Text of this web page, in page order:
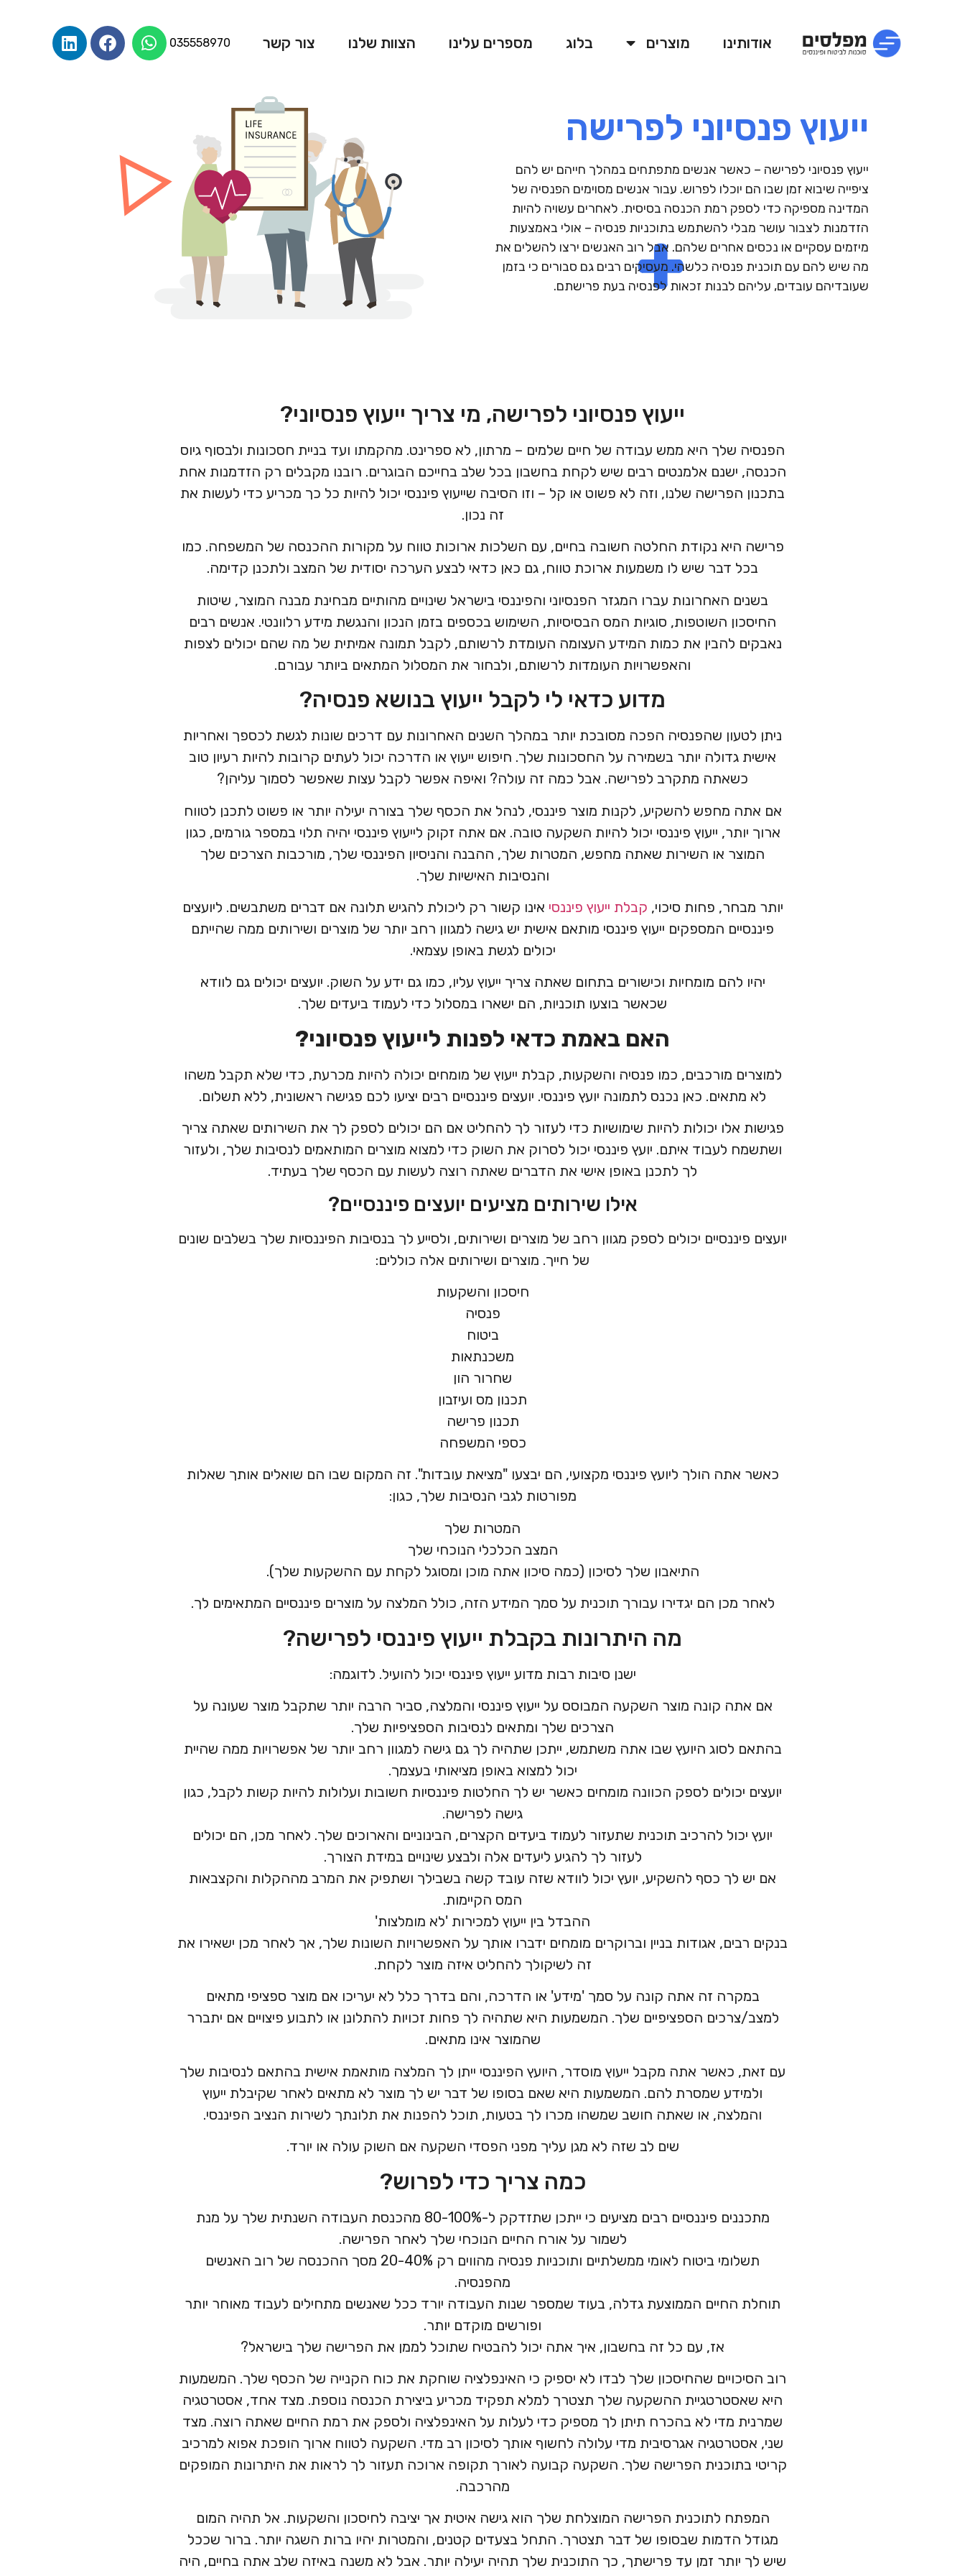
אודותינו מוצרים בלוג מספרים עלינו הצוות שלנו צור קשר 035558970
ייעוץ פנסיוני לפרישה
ייעוץ פנסיוני לפרישה – כאשר אנשים מתפתחים במהלך חייהם יש להם
ציפייה שיבוא זמן שבו הם יוכלו לפרוש. עבור אנשים מסוימים הפנסיה של
המדינה מספיקה כדי לספק רמת הכנסה בסיסית. לאחרים עשויה להיות
הזדמנות לצבור עושר מבלי להשתמש בתוכניות פנסיה – אולי באמצעות
מיזמים עסקיים או נכסים אחרים שלהם. אבל רוב האנשים ירצו להשלים את
מה שיש להם עם תוכנית פנסיה כלשהי. מעסיקים רבים גם סבורים כי בזמן
שעובדיהם עובדים, עליהם לבנות זכאות לפנסיה בעת פרישתם.
ייעוץ פנסיוני לפרישה, מי צריך ייעוץ פנסיוני?
הפנסיה שלך היא ממש עבודה של חיים שלמים – מרתון, לא ספרינט. מהקמתו ועד בניית חסכונות ולבסוף גיוס
הכנסה, ישנם אלמנטים רבים שיש לקחת בחשבון בכל שלב בחייכם הבוגרים. רובנו מקבלים רק הזדמנות אחת
בתכנון הפרישה שלנו, וזה לא פשוט או קל – וזו הסיבה שייעוץ פיננסי יכול להיות כל כך מכריע כדי לעשות את
זה נכון.
פרישה היא נקודת החלטה חשובה בחיים, עם השלכות ארוכות טווח על מקורות ההכנסה של המשפחה. כמו
בכל דבר שיש לו משמעות ארוכת טווח, גם כאן כדאי לבצע הערכה יסודית של המצב ולתכנן קדימה.
בשנים האחרונות עברו המגזר הפנסיוני והפיננסי בישראל שינויים מהותיים מבחינת מבנה המוצר, שיטות
החיסכון השוטפות, סוגיות המס הבסיסיות, השימוש בכספים בזמן הנכון והנגשת מידע רלוונטי. אנשים רבים
נאבקים להבין את כמות המידע העצומה העומדת לרשותם, לקבל תמונה אמיתית של מה שהם יכולים לצפות
והאפשרויות העומדות לרשותם, ולבחור את המסלול המתאים ביותר עבורם.
מדוע כדאי לי לקבל ייעוץ בנושא פנסיה?
ניתן לטעון שהפנסיה הפכה מסובכת יותר במהלך השנים האחרונות עם דרכים שונות לגשת לכספך ואחריות
אישית גדולה יותר בשמירה על החסכונות שלך. חיפוש ייעוץ או הדרכה יכול לעתים קרובות להיות רעיון טוב
כשאתה מתקרב לפרישה. אבל כמה זה עולה? ואיפה אפשר לקבל עצות שאפשר לסמוך עליהן?
אם אתה מחפש להשקיע, לקנות מוצר פיננסי, לנהל את הכסף שלך בצורה יעילה יותר או פשוט לתכנן לטווח
ארוך יותר, ייעוץ פיננסי יכול להיות השקעה טובה. אם אתה זקוק לייעוץ פיננסי יהיה תלוי במספר גורמים, כגון
המוצר או השירות שאתה מחפש, המטרות שלך, ההבנה והניסיון הפיננסי שלך, מורכבות הצרכים שלך
והנסיבות האישיות שלך.
יותר מבחר, פחות סיכוי, קבלת ייעוץ פיננסי אינו קשור רק ליכולת להגיש תלונה אם דברים משתבשים. ליועצים
פיננסיים המספקים ייעוץ פיננסי מותאם אישית יש גישה למגוון רחב יותר של מוצרים ושירותים ממה שהייתם
יכולים לגשת באופן עצמאי.
יהיו להם מומחיות וכישורים בתחום שאתה צריך ייעוץ עליו, כמו גם ידע על השוק. יועצים יכולים גם לוודא
שכאשר בוצעו תוכניות, הם ישארו במסלול כדי לעמוד ביעדים שלך.
האם באמת כדאי לפנות לייעוץ פנסיוני?
למוצרים מורכבים, כמו פנסיה והשקעות, קבלת ייעוץ של מומחים יכולה להיות מכרעת, כדי שלא תקבל משהו
לא מתאים. כאן נכנס לתמונה יועץ פיננסי. יועצים פיננסיים רבים יציעו לכם פגישה ראשונית, ללא תשלום.
פגישות אלו יכולות להיות שימושיות כדי לעזור לך להחליט אם הם יכולים לספק לך את השירותים שאתה צריך
ושתשמח לעבוד איתם. יועץ פיננסי יכול לסרוק את השוק כדי למצוא מוצרים המותאמים לנסיבות שלך, ולעזור
לך לתכנן באופן אישי את הדברים שאתה רוצה לעשות עם הכסף שלך בעתיד.
אילו שירותים מציעים יועצים פיננסיים?
יועצים פיננסיים יכולים לספק מגוון רחב של מוצרים ושירותים, ולסייע לך בנסיבות הפיננסיות שלך בשלבים שונים
של חייך. מוצרים ושירותים אלה כוללים:
חיסכון והשקעות
פנסיה
ביטוח
משכנתאות
שחרור הון
תכנון מס ועיזבון
תכנון פרישה
כספי המשפחה
כאשר אתה הולך ליועץ פיננסי מקצועי, הם יבצעו "מציאת עובדות". זה המקום שבו הם שואלים אותך שאלות
מפורטות לגבי הנסיבות שלך, כגון:
המטרות שלך
המצב הכלכלי הנוכחי שלך
התיאבון שלך לסיכון (כמה סיכון אתה מוכן ומסוגל לקחת עם ההשקעות שלך).
לאחר מכן הם יגדירו עבורך תוכנית על סמך המידע הזה, כולל המלצה על מוצרים פיננסיים המתאימים לך.
מה היתרונות בקבלת ייעוץ פיננסי לפרישה?
ישנן סיבות רבות מדוע ייעוץ פיננסי יכול להועיל. לדוגמה:
אם אתה קונה מוצר השקעה המבוסס על ייעוץ פיננסי והמלצה, סביר הרבה יותר שתקבל מוצר שעונה על
הצרכים שלך ומתאים לנסיבות הספציפיות שלך.
בהתאם לסוג היועץ שבו אתה משתמש, ייתכן שתהיה לך גם גישה למגוון רחב יותר של אפשרויות ממה שהיית
יכול למצוא באופן מציאותי בעצמך.
יועצים יכולים לספק הכוונה מומחים כאשר יש לך החלטות פיננסיות חשובות ועלולות להיות קשות לקבל, כגון
גישה לפרישה.
יועץ יכול להרכיב תוכנית שתעזור לעמוד ביעדים הקצרים, הבינוניים והארוכים שלך. לאחר מכן, הם יכולים
לעזור לך להגיע ליעדים אלה ולבצע שינויים במידת הצורך.
אם יש לך כסף להשקיע, יועץ יכול לוודא שזה עובד קשה בשבילך ושתפיק את המרב מההקלות והקצבאות
המס הקיימות.
ההבדל בין ייעוץ למכירות 'לא מומלצות'
בנקים רבים, אגודות בניין וברוקרים מומחים ידברו אותך על האפשרויות השונות שלך, אך לאחר מכן ישאירו את
זה לשיקולך להחליט איזה מוצר לקחת.
במקרה זה אתה קונה על סמך 'מידע' או הדרכה, והם בדרך כלל לא יעריכו אם מוצר ספציפי מתאים
למצב/צרכים הספציפיים שלך. המשמעות היא שתהיה לך פחות זכויות להתלונן או לתבוע פיצויים אם יתברר
שהמוצר אינו מתאים.
עם זאת, כאשר אתה מקבל ייעוץ מוסדר, היועץ הפיננסי ייתן לך המלצה מותאמת אישית בהתאם לנסיבות שלך
ולמידע שמסרת להם. המשמעות היא שאם בסופו של דבר יש לך מוצר לא מתאים לאחר שקיבלת ייעוץ
והמלצה, או שאתה חושב שמשהו מכרו לך בטעות, תוכל להפנות את תלונתך לשירות הנציב הפיננסי.
שים לב שזה לא מגן עליך מפני הפסדי השקעה אם השוק עולה או יורד.
כמה צריך כדי לפרוש?
מתכננים פיננסיים רבים מציעים כי ייתכן שתזדקק ל-80-100% מהכנסת העבודה השנתית שלך על מנת
לשמור על אורח החיים הנוכחי שלך לאחר הפרישה.
תשלומי ביטוח לאומי ממשלתיים ותוכניות פנסיה מהווים רק 20-40% מסך ההכנסה של רוב האנשים
מהפנסיה.
תוחלת החיים הממוצעת גדלה, בעוד שמספר שנות העבודה יורד ככל שאנשים מתחילים לעבוד מאוחר יותר
ופורשים מוקדם יותר.
אז, עם כל זה בחשבון, איך אתה יכול להבטיח שתוכל לממן את הפרישה שלך בישראל?
רוב הסיכויים שהחיסכון שלך לבדו לא יספיק כי האינפלציה שוחקת את כוח הקנייה של הכסף שלך. המשמעות
היא שאסטרטגיית ההשקעה שלך תצטרך למלא תפקיד מכריע ביצירת הכנסה נוספת. מצד אחד, אסטרטגיה
שמרנית מדי לא בהכרח תיתן לך מספיק כדי לעלות על האינפלציה ולספק את רמת החיים שאתה רוצה. מצד
שני, אסטרטגיה אגרסיבית מדי עלולה לחשוף אותך לסיכון רב מדי. השקעה לטווח ארוך הופכת אפוא למרכיב
קריטי בתוכנית הפרישה שלך. השקעה קבועה לאורך תקופה ארוכה תעזור לך לראות את היתרונות המופקים
מהרכבה.
המפתח לתוכנית הפרישה המוצלחת שלך הוא גישה איטית אך יציבה לחיסכון והשקעות. אל תהיה המום
מגודל הדמות שבסופו של דבר תצטרך. התחל בצעדים קטנים, והמטרות יהיו ברות השגה יותר. ברור שככל
שיש לך יותר זמן עד פרישתך, כך התוכנית שלך תהיה יעילה יותר. אבל לא משנה באיזה שלב אתה בחיים, היה